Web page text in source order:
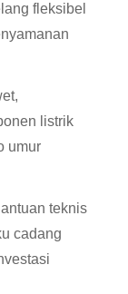
fleksibel
listrik
umur
teknis
cadang